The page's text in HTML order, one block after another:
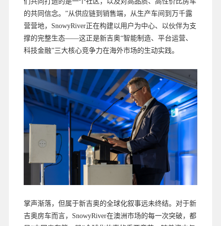
的共同信念。”从供应链到销售端，从生产车间到万千露
营营地，SnowyRiver正在构建以用户为中心、以伙伴为支
撑的完整生态——这正是新吉奥“智能制造、平台运营、
科技金融”三大核心竞争力在海外市场的生动实践。
掌声渐落，但属于新吉奥的全球化叙事远未终结。对于新
吉奥房车而言，SnowyRiver在澳洲市场的每一次突破，都